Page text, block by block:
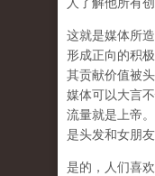
这就是媒体所
形成正向的积
其贡献价值被
媒体可以大言
流量就是上帝
是头发和女朋友
是的，人们喜